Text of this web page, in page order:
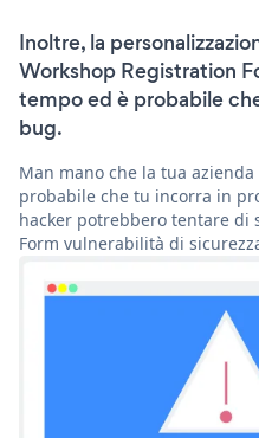
Inoltre, la
Workshop Registration
tempo ed è probabile
bug.
Man mano che la tua
probabile che tu incorra in
hacker potrebbero tentare di
Form vulnerabilità di